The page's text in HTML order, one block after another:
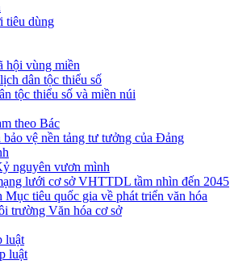
tiêu dùng
hội vùng miền
dân tộc thiểu số
tộc thiểu số và miền núi
theo Bác
vệ nền tảng tư tưởng của Đảng
nguyên vươn mình
lưới cơ sở VHTTDL tầm nhìn đến 2045
tiêu quốc gia về phát triển văn hóa
trường Văn hóa cơ sở
luật
luật